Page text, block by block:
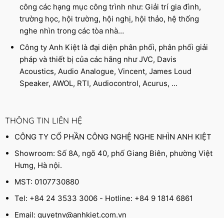
công các hạng mục công trình như: Giải trí gia đình,
trường học, hội trường, hội nghị, hội thảo, hệ thống
nghe nhìn trong các tòa nhà…
Công ty Anh Kiệt là đại diện phân phối, phân phối giải
pháp và thiết bị của các hãng như JVC, Davis
Acoustics, Audio Analogue, Vincent, James Loud
Speaker, AWOL, RTI, Audiocontrol, Acurus, ...
THÔNG TIN LIÊN HỆ
CÔNG TY CỔ PHẦN CÔNG NGHỆ NGHE NHÌN ANH KIỆT
Showroom: Số 8A, ngõ 40, phố Giang Biên, phường Việt
Hưng, Hà nội.
MST: 0107730880
Tel: +84 24 3533 3006 - Hotline: +84 9 1814 6861
Email:quyetnv@anhkiet.com.vn